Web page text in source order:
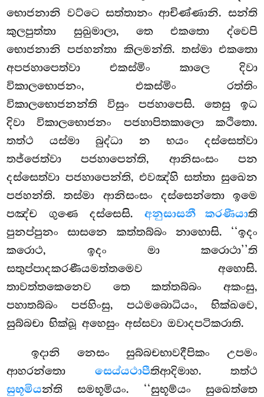
භොජනානි වට්ටෙ සත්තානං ආචිණ්ණානි. සන්ති
කුලපුත්තා සුඛුමාලා, තෙ එකතො ද්වෙපි
භොජනානි පජහන්තා කිලමන්ති. තස්මා එකතො
අපජහාපෙත්වා එකස්මිං කාලෙ දිවා
විකාලභොජනං, එකස්මිං රත්තිං
විකාලභොජනන්ති විසුං පජහාපෙසි. තෙසු ඉධ
දිවා විකාලභොජනං පජහාපිතකාලො කථිතො.
තත්ථයස්මා බුද්ධා න භයං දස්සෙත්වා
තජ්ජෙත්වා පජහාපෙන්ති, ආනිසංසං පන
දස්සෙත්වා පජහාපෙන්ති, එවඤ්හි සත්තා සුඛෙන
පජහන්ති. තස්මා ආනිසංසං දස්සෙන්තො ඉමෙ
පඤ්ච ගුණෙ දස්සෙසි.අනුසාසනී කරණීයාති
පුනප්පුනං සාසනෙ කත්තබ්බං නාහොසි. ‘‘ඉදං
කරොථ, ඉදං මා කරොථා’’ති
සතුප්පාදකරණීයමත්තමෙව අහොසි.
තාවත්තකෙනෙව තෙ කත්තබ්බං අකංසු,
පහාතබ්බං පජහිංසු, පඨමබොධියං, භික්ඛවෙ,
සුබ්බචා භික්ඛූ අහෙසුං අස්සවා ඔවාදපටිකරාති.
ඉදානි නෙසං සුබ්බචභාවදීපිකං උපමං
ආහරන්තො සෙය්යථාපීතිආදිමාහ. තත්ථ
සුභූමියන්ති සමභූමියං. ‘‘සුභූම්යං සුඛෙත්තෙ